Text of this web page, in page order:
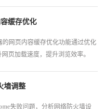
缓存优化
的网页内容缓存优化功能通过优化
页加载速度，提升浏览效率。
墙调整
失败问题，分析网络防火墙设